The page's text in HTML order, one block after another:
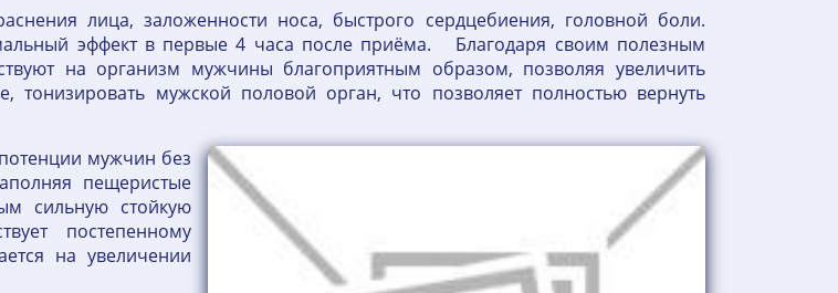
лица, заложенности носа, быстрого сердцебиения, головной боли.
эффект в первые 4 часа после приёма. Благодаря своим полезным
на организм мужчины благоприятным образом, позволяя увеличить
тонизировать мужской половой орган, что позволяет полностью вернуть
мужчин без
пещеристые
сильную стойкую
постепенному
на увеличении